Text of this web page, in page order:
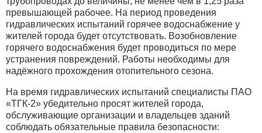
превышающей рабочее. На период проведения
гидравлических испытаний горячее водоснабжение у
жителей города будет отсутствовать. Возобновление
горячего водоснабжения будет проводиться по мере
устранения повреждений. Работы необходимы для
надёжного прохождения отопительного сезона.
На время гидравлических испытаний специалисты ПАО
«ТГК-2» убедительно просят жителей города,
обслуживающие организации и владельцев зданий
соблюдать обязательные правила безопасности: